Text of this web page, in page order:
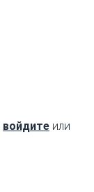
войдите или